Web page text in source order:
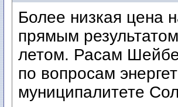
Более низкая цена
прямым
летом. Расам
по вопросам
муниципалитете